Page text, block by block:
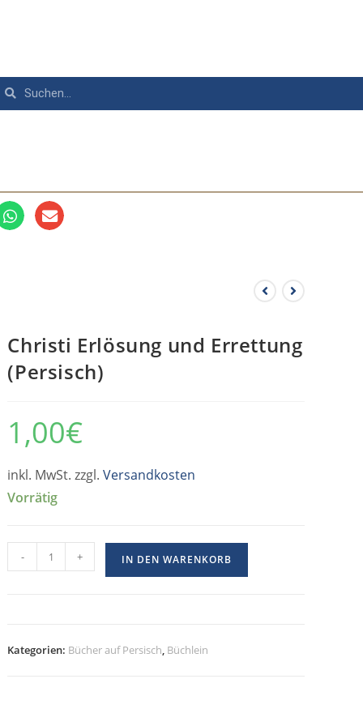
Christi Erlösung und Errettung
(Persisch)
1,00€
inkl. MwSt. zzgl.Versandkosten
Vorrätig
- + IN DEN WARENKORB
Kategorien: Bücher auf Persisch, Büchlein